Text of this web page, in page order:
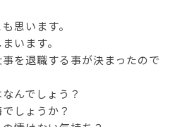
思います。
います。
を退職する事が決まったので
んでしょう？
しょうか？